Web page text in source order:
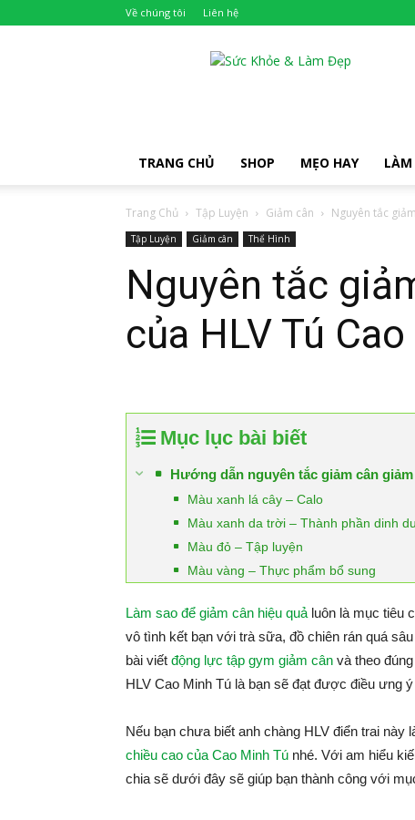
Về chúng tôi Liên hệ
TRANG CHỦ SHOP MẸO HAY LÀM
Trang Chủ Tập Luyện Giảm cân Nguyên tắc
Tập Luyện Giảm cân Thể Hình
Nguyên tắc
của HLV Tú Cao
Mục lục bài biết
Hướng dẫn nguyên tắc giảm cân
Màu xanh lá cây – Calo
Màu xanh da trời – Thành phần dinh
Màu đỏ – Tập luyện
Màu vàng – Thực phẩm bổ sung
Làm sao để giảm cân hiệu quả luôn là mục tiêu
vô tình kết bạn với trà sữa, đồ chiên rán quá
bài viết động lực tập gym giảm cân và theo đúng
HLV Cao Minh Tú là bạn sẽ đạt được điều ưng ý
Nếu bạn chưa biết anh chàng HLV điển trai này
chiều cao của Cao Minh Tú nhé. Với am hiểu
chia sẽ dưới đây sẽ giúp bạn thành công với